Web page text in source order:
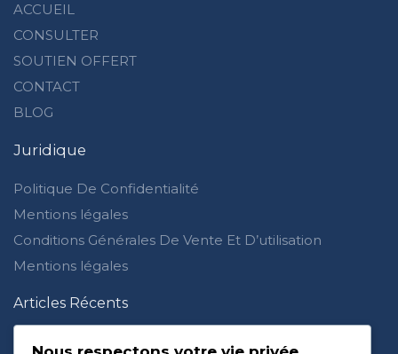
ACCUEIL
CONSULTER
SOUTIEN OFFERT
CONTACT
BLOG
Juridique
Politique De Confidentialité
Mentions légales
Conditions Générales De Vente Et D’utilisation
Mentions légales
Articles Récents
dans la foi